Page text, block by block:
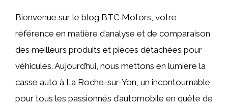
Bienvenue sur le blog BTC Motors, votre
référence en matière d’analyse et de comparaison
des meilleurs produits et pièces détachées pour
véhicules. Aujourd’hui, nous mettons en lumière la
casse auto à La Roche-sur-Yon, un incontournable
pour tous les passionnés d’automobile en quête de